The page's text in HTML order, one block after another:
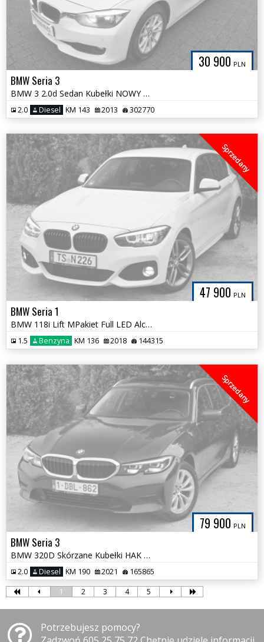
30 900 PLN
BMW Seria 3
BMW 3 2.0d Sedan Kubełki NOWY ROZRZĄD Hak Klimatronik Bezwypadkowa
2.0 Diesel KM 143 2013 302770
47 900 PLN
Sprzedany
BMW Seria 1
BMW 118i Lift MPakiet Full LED Alcantara 18 Alpejska Biel Tylko 144tys
1.5 Benzyna KM 136 2018 144315
79 900 PLN
Sprzedany
BMW Seria 3
BMW 320D Skórzane Kubełki HAK Duża Navi Full LED Tylko 164tys km
2.0 Diesel KM 190 2021 165865
1 2 3 4 5
Potrzebujesz pomocy?